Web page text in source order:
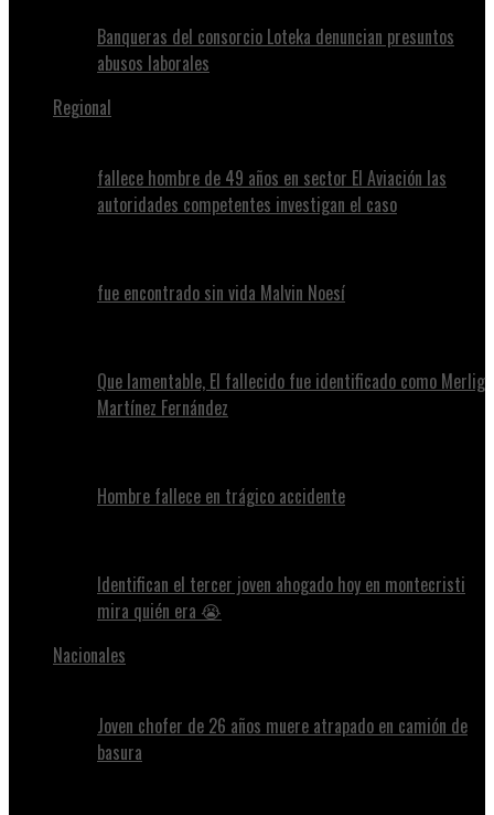
Banqueras del consorcio Loteka denuncian presuntos
abusos laborales
Regional
fallece hombre de 49 años en sector El Aviación las
autoridades competentes investigan el caso
fue encontrado sin vida Malvin Noesí
Que lamentable, El fallecido fue identificado como Merlig
Martínez Fernández
Hombre fallece en trágico accidente
Identifican el tercer joven ahogado hoy en montecristi
mira quién era 😭
Nacionales
Joven chofer de 26 años muere atrapado en camión de
basura